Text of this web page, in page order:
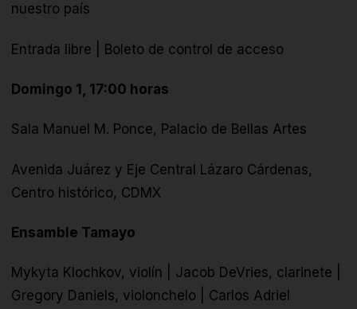
nuestro país
Entrada libre | Boleto de control de acceso
Domingo 1, 17:00 horas
Sala Manuel M. Ponce, Palacio de Bellas Artes
Avenida Juárez y Eje Central Lázaro Cárdenas,
Centro histórico, CDMX
Ensamble Tamayo
Mykyta Klochkov, violín | Jacob DeVries, clarinete |
Gregory Daniels, violonchelo | Carlos Adriel